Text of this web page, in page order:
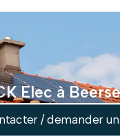
Elec à
/ demander